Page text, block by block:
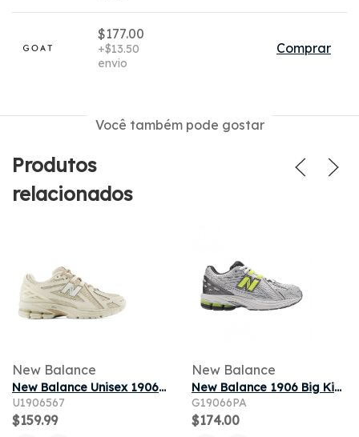
$177.00
+$13.50
envio
Comprar
Você também pode gostar
Produtos
relacionados
New Balance
New Balance Unisex 1906R Sneakers - Beige/White
U1906567
$159.99
New Balance
New Balance 1906 Big Kid 'White Metallic Silver Lime' | Kid's Size 6
G19066PA
$174.00